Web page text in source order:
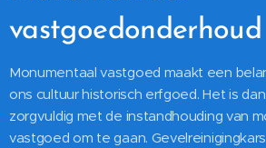
vastgoedonderhoud
Monumentaal vastgoed maakt een
ons cultuur historisch erfgoed. Het is
zorgvuldig met de instandhouding van
vastgoed om te gaan.